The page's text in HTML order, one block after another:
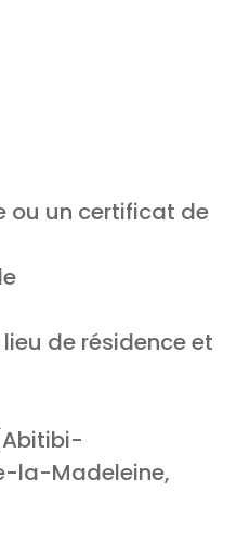
ou un certificat de
de résidence et
la-Madeleine,